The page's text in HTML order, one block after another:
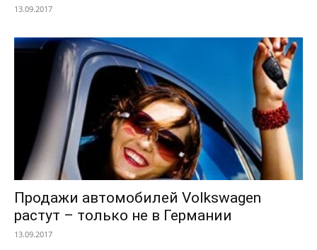
13.09.2017
Продажи автомобилей Volkswagen
растут – только не в Германии
13.09.2017